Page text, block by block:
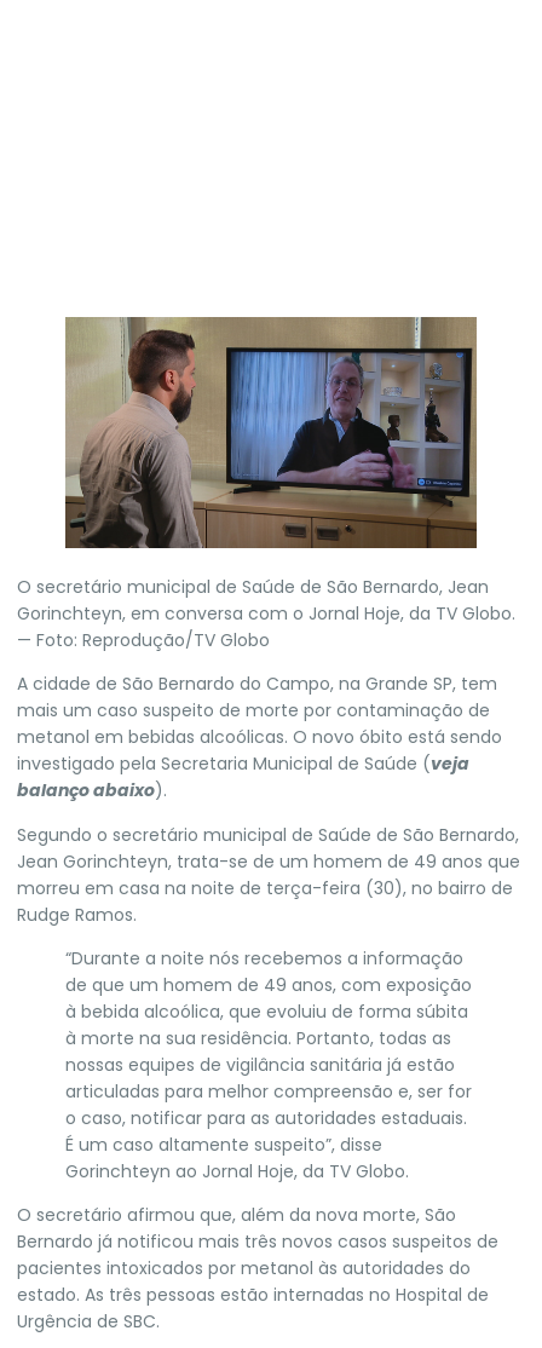
O secretário municipal de Saúde de São Bernardo, Jean
Gorinchteyn, em conversa com o Jornal Hoje, da TV Globo.
— Foto: Reprodução/TV Globo
A cidade de São Bernardo do Campo, na Grande SP, tem
mais um caso suspeito de morte por contaminação de
metanol em bebidas alcoólicas. O novo óbito está sendo
investigado pela Secretaria Municipal de Saúde (veja
balanço abaixo).
Segundo o secretário municipal de Saúde de São Bernardo,
Jean Gorinchteyn, trata-se de um homem de 49 anos que
morreu em casa na noite de terça-feira (30), no bairro de
Rudge Ramos.
“Durante a noite nós recebemos a informação
de que um homem de 49 anos, com exposição
à bebida alcoólica, que evoluiu de forma súbita
à morte na sua residência. Portanto, todas as
nossas equipes de vigilância sanitária já estão
articuladas para melhor compreensão e, ser for
o caso, notificar para as autoridades estaduais.
É um caso altamente suspeito”, disse
Gorinchteyn ao Jornal Hoje, da TV Globo.
O secretário afirmou que, além da nova morte, São
Bernardo já notificou mais três novos casos suspeitos de
pacientes intoxicados por metanol às autoridades do
estado. As três pessoas estão internadas no Hospital de
Urgência de SBC.